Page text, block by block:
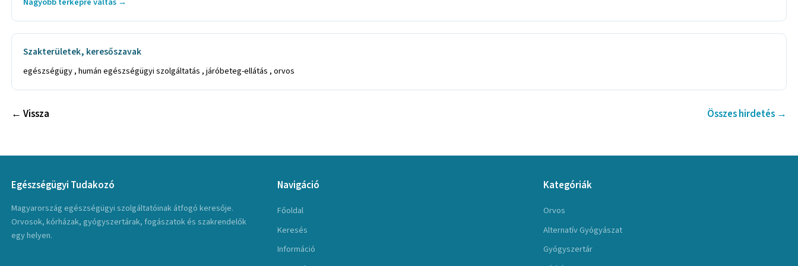
Szakterületek, keresőszavak
egészségügy , humán egészségügyi szolgáltatás , járóbeteg-ellátás , orvos
← Vissza Összes hirdetés →
Egészségügyi Tudakozó
Magyarország egészségügyi szolgáltatóinak átfogó keresője.
Orvosok, kórházak, gyógyszertárak, fogászatok és szakrendelők
egy helyen.
Navigáció
Főoldal
Keresés
Információ
Kategóriák
Orvos
Alternatív Gyógyászat
Gyógyszertár